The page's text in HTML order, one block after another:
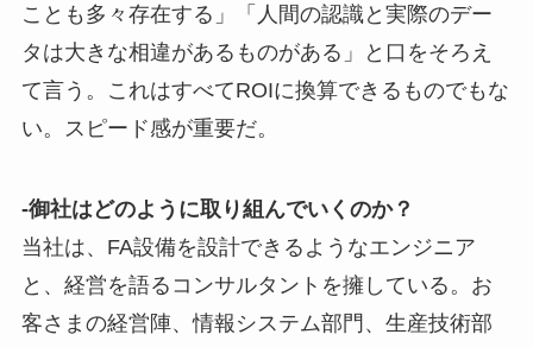
ことも多々存在する」「人間の認識と実際のデー
タは大きな相違があるものがある」と口をそろえ
て言う。これはすべてROIに換算できるものでもな
い。スピード感が重要だ。
-御社はどのように取り組んでいくのか？
当社は、FA設備を設計できるようなエンジニア
と、経営を語るコンサルタントを擁している。お
客さまの経営陣、情報システム部門、生産技術部